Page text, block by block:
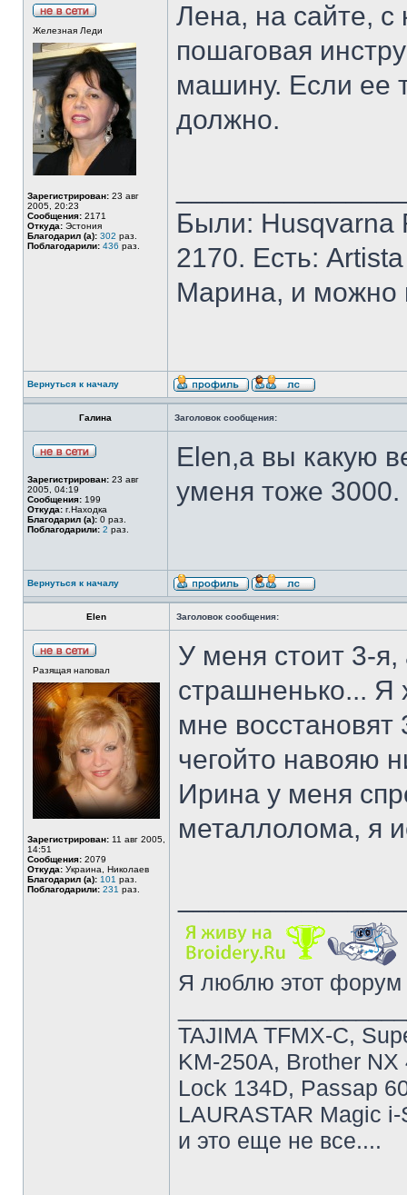
Железная Леди
Зарегистрирован: 23 авг
2005, 20:23
Сообщения: 2171
Откуда: Эстония
Благодарил (а): 302 раз.
Поблагодарили: 436 раз.
Лена, на сайте, с
пошаговая
машину. Если ее
должно.
Были: Husqvarna
2170. Есть:
Марина, и можно
Вернуться к началу
Галина Заголовок сообщения:
Зарегистрирован: 23 авг
2005, 04:19
Сообщения: 199
Откуда: г.Находка
Благодарил (а): 0 раз.
Поблагодарили: 2 раз.
Elen,а вы какую
уменя тоже 3000.
Вернуться к началу
Elen Заголовок сообщения:
Разящая наповал
Зарегистрирован: 11 авг 2005,
14:51
Сообщения: 2079
Откуда: Украина, Николаев
Благодарил (а): 101 раз.
Поблагодарили: 231 раз.
У меня стоит 3-
страшненько... Я
мне
чегойто навояю
Ирина у меня
металлолома, я
Я люблю этот
TAJIMA TFMX-C,
KM-250A, Brother
Lock 134D, Passap
LAURASTAR Magic
и это еще не все....